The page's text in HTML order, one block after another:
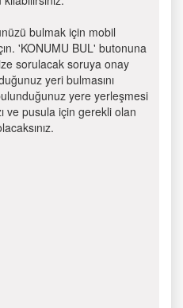
bulmak için mobil
'KONUMU BUL' butonuna
sorulacak soruya onay
yeri bulmasını
yere yerleşmesi
ve pusula için gerekli olan